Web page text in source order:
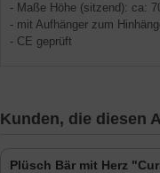
- Maße Höhe (sitzend): ca:
- mit Aufhänger zum
- CE geprüft
Kunden, die diesen
Plüsch Bär mit Herz